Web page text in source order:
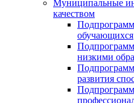
Муниципальные
качеством
обучающихся
низкими
развития